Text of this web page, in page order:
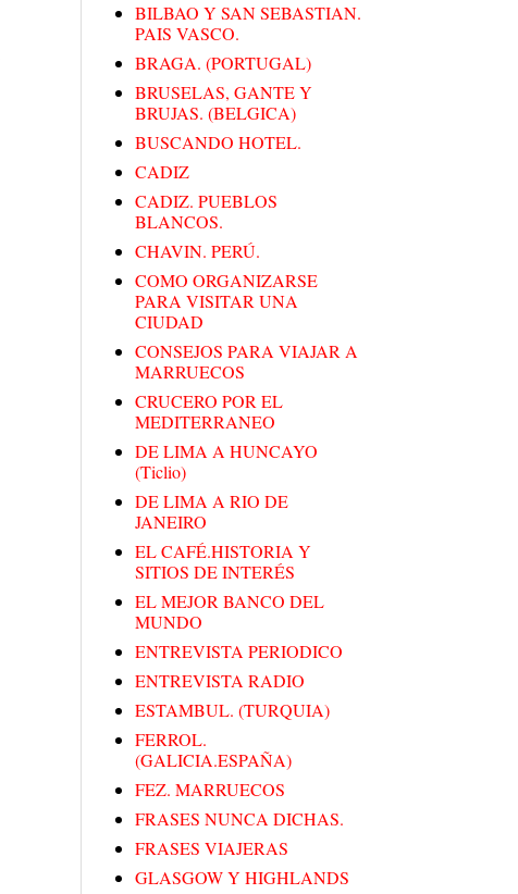
BILBAO Y SAN SEBASTIAN.
PAIS VASCO.
BRAGA. (PORTUGAL)
BRUSELAS, GANTE Y
BRUJAS. (BELGICA)
BUSCANDO HOTEL.
CADIZ
CADIZ. PUEBLOS
BLANCOS.
CHAVIN. PERÚ.
COMO ORGANIZARSE
PARA VISITAR UNA
CIUDAD
CONSEJOS PARA VIAJAR A
MARRUECOS
CRUCERO POR EL
MEDITERRANEO
DE LIMA A HUNCAYO
(Ticlio)
DE LIMA A RIO DE
JANEIRO
EL CAFÉ.HISTORIA Y
SITIOS DE INTERÉS
EL MEJOR BANCO DEL
MUNDO
ENTREVISTA PERIODICO
ENTREVISTA RADIO
ESTAMBUL. (TURQUIA)
FERROL.
(GALICIA.ESPAÑA)
FEZ. MARRUECOS
FRASES NUNCA DICHAS.
FRASES VIAJERAS
GLASGOW Y HIGHLANDS